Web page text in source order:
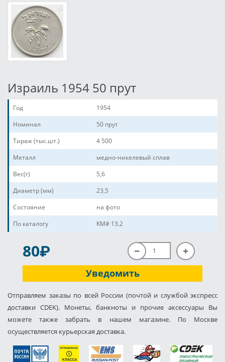
Израиль 1954 50 прут
Год
1954
Номинал
50 прут
Тираж (тыс.шт.)
4 500
Металл
медно-никелевый сплав
Вес(г)
5,6
Диаметр (мм)
23,5
Состояние
на фото
По каталогу
KM# 13.2
80P
Уведомить
Отправляем заказы по всей России (почтой и службой экспресс
доставки CDEK). Монеты, банкноты и прочие аксессуары Вы
можете также забрать в нашем магазине. По Москве
осуществляется курьерская доставка.